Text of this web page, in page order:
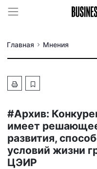
Главная Мнения
#Архив:
имеет
развития,
условий жизни
ЦЭИР